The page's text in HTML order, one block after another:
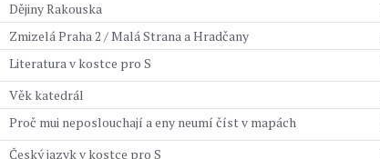
Dějiny Rakouska
Zmizelá Praha 2 / Malá Strana a Hradčany
Literatura v kostce pro S
Věk katedrál
Proč mui neposlouchají a eny neumí číst v mapách
Český jazyk v kostce pro S